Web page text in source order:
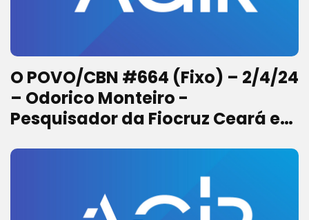
O POVO/CBN #664 (Fixo) – 2/4/24
– Odorico Monteiro -
Pesquisador da Fiocruz Ceará e
Inovação, Produção e